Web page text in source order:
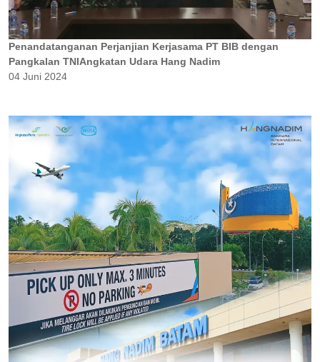
Penandatanganan Perjanjian Kerjasama PT BIB dengan
Pangkalan TNIAngkatan Udara Hang Nadim
04 Juni 2024